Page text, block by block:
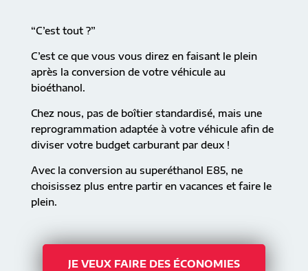
“C’est tout ?”
C’est ce que vous vous direz en faisant le plein
après la conversion de votre véhicule au
bioéthanol.
Chez nous, pas de boîtier standardisé, mais une
reprogrammation adaptée à votre véhicule afin de
diviser votre budget carburant par deux !
Avec la conversion au superéthanol E85, ne
choisissez plus entre partir en vacances et faire le
plein.
JE VEUX FAIRE DES ÉCONOMIES